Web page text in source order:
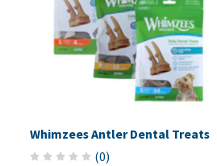
Whimzees Antler Dental Treats
(0)